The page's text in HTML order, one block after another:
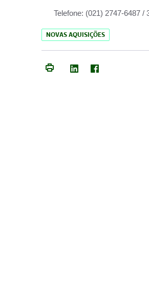
Telefone: (021) 2747-6487 /
NOVAS AQUISIÇÕES